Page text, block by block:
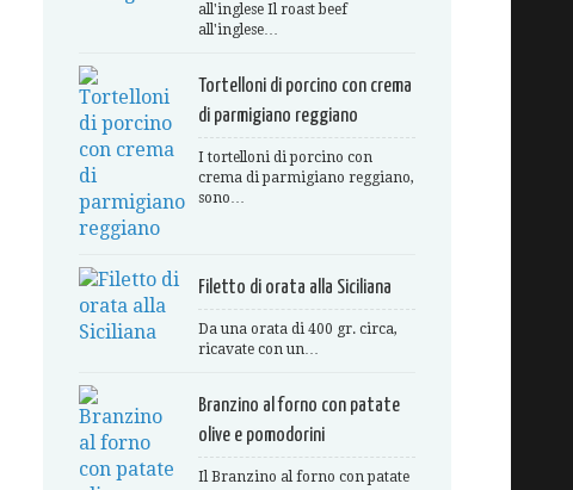
all'inglese Il roast beef
all'inglese…
Tortelloni di porcino con crema
di parmigiano reggiano
I tortelloni di porcino con
crema di parmigiano reggiano,
sono…
Filetto di orata alla Siciliana
Da una orata di 400 gr. circa,
ricavate con un…
Branzino al forno con patate
olive e pomodorini
Il Branzino al forno con patate